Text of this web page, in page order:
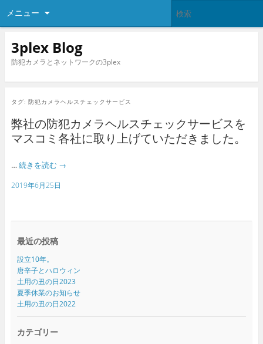
メニュー
3plex Blog
防犯カメラとネットワークの3plex
タグ: 防犯カメラヘルスチェックサービス
弊社の防犯カメラヘルスチェックサービスを
マスコミ各社に取り上げていただきました。
… 続きを読む →
2019年6月25日
最近の投稿
設立10年。
唐辛子とハロウィン
土用の丑の日2023
夏季休業のお知らせ
土用の丑の日2022
カテゴリー